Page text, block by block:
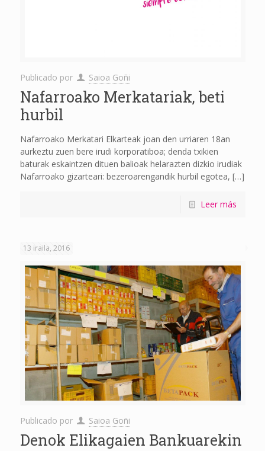
Publicado por Saioa Goñi
Nafarroako Merkatariak, beti
hurbil
Nafarroako Merkatari Elkarteak joan den urriaren 18an
aurkeztu zuen bere irudi korporatiboa; denda txikien
baturak eskaintzen dituen balioak helarazten dizkio irudiak
Nafarroako gizarteari: bezeroarengandik hurbil egotea, […]
Leer más
13 iraila, 2016
Publicado por Saioa Goñi
Denok Elikagaien Bankuarekin